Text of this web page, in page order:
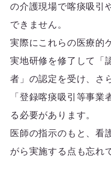
の介護現場で喀痰吸引
できません。
実際にこれらの医療的
実地研修を修了して「
者」の認定を受け、さ
「登録喀痰吸引等事
る必要があります。
医師の指示のもと、看
がら実施する点も忘れ